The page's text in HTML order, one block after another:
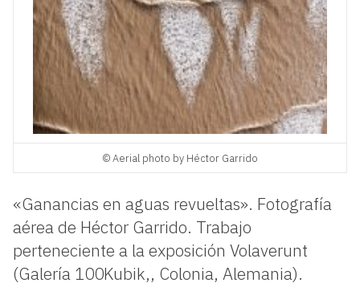
© Aerial photo by Héctor Garrido
«Ganancias en aguas revueltas». Fotografía
aérea de Héctor Garrido. Trabajo
perteneciente a la exposición Volaverunt
(Galería 100Kubik,, Colonia, Alemania).